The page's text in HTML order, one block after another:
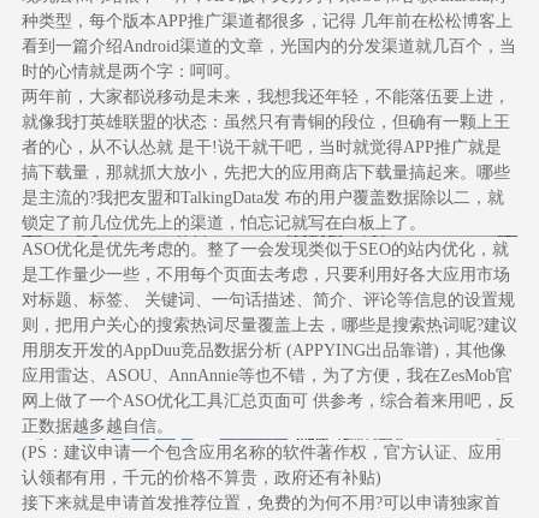
种类型，每个版本APP推广渠道都很多，记得 几年前在松松博客上
看到一篇介绍Android渠道的文章，光国内的分发渠道就几百个，当
时的心情就是两个字：呵呵。
两年前，大家都说移动是未来，我想我还年轻，不能落伍要上进，
就像我打英雄联盟的状态：虽然只有青铜的段位，但确有一颗上王
者的心，从不认怂就 是干!说干就干吧，当时就觉得APP推广就是
搞下载量，那就抓大放小，先把大的应用商店下载量搞起来。哪些
是主流的?我把友盟和TalkingData发 布的用户覆盖数据除以二，就
锁定了前几位优先上的渠道，怕忘记就写在白板上了。
ASO优化是优先考虑的。整了一会发现类似于SEO的站内优化，就
是工作量少一些，不用每个页面去考虑，只要利用好各大应用市场
对标题、标签、 关键词、一句话描述、简介、评论等信息的设置规
则，把用户关心的搜索热词尽量覆盖上去，哪些是搜索热词呢?建议
用朋友开发的AppDuu竞品数据分析 (APPYING出品靠谱)，其他像
应用雷达、ASOU、AnnAnnie等也不错，为了方便，我在ZesMob官
网上做了一个ASO优化工具汇总页面可 供参考，综合着来用吧，反
正数据越多越自信。
(PS：建议申请一个包含应用名称的软件著作权，官方认证、应用
认领都有用，千元的价格不算贵，政府还有补贴)
接下来就是申请首发推荐位置，免费的为何不用?可以申请独家首